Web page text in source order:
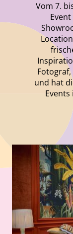
Vom 7.
und hat